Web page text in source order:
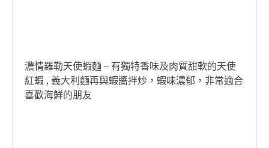
濃情羅勒天使蝦麵 – 有獨特香味及肉質甜軟的天使
紅蝦 , 義大利麵再與蝦醬拌炒，蝦味濃郁，非常適合
喜歡海鮮的朋友